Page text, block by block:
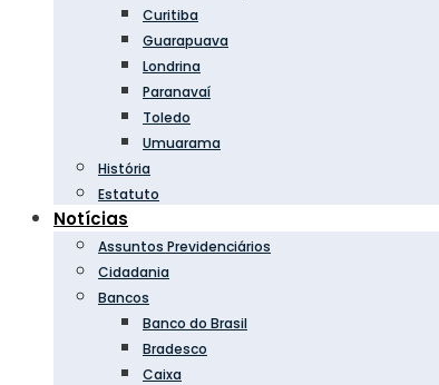
Curitiba
Guarapuava
Londrina
Paranavaí
Toledo
Umuarama
História
Estatuto
Notícias
Assuntos Previdenciários
Cidadania
Bancos
Banco do Brasil
Bradesco
Caixa